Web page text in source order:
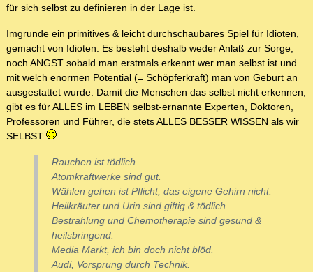
für sich selbst zu definieren in der Lage ist.
Imgrunde ein primitives & leicht durchschaubares Spiel für Idioten,
gemacht von Idioten. Es besteht deshalb weder Anlaß zur Sorge,
noch ANGST sobald man erstmals erkennt wer man selbst ist und
mit welch enormen Potential (= Schöpferkraft) man von Geburt an
ausgestattet wurde. Damit die Menschen das selbst nicht erkennen,
gibt es für ALLES im LEBEN selbst-ernannte Experten, Doktoren,
Professoren und Führer, die stets ALLES BESSER WISSEN als wir
SELBST
.
Rauchen ist tödlich.
Atomkraftwerke sind gut.
Wählen gehen ist Pflicht, das eigene Gehirn nicht.
Heilkräuter und Urin sind giftig & tödlich.
Bestrahlung und Chemotherapie sind gesund &
heilsbringend.
Media Markt, ich bin doch nicht blöd.
Audi, Vorsprung durch Technik.